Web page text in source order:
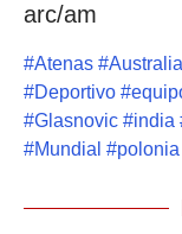
arc/am
#Atenas #Australia
#Deportivo #
#Glasnovic #india
#Mundial #polonia